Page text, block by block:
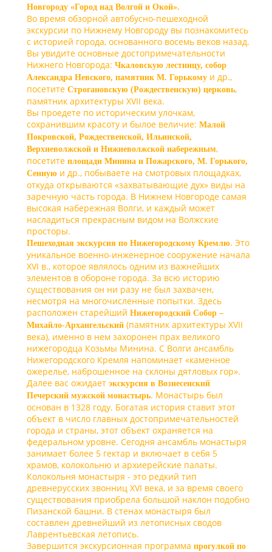
Новгороду «Город над Волгой и Окой».
Во время обзорной автобусно-пешеходной
экскурсии по Нижнему Новгороду вы познакомитесь
с историей города, основанного восемь веков назад.
Вы увидите основные достопримечательности
Нижнего Новгорода: Чкаловскую лестницу, собор
Александра Невского, памятник М. Горькому и др.,
посетите Строгановскую (Рождественскую) церковь,
памятник архитектуры ХVII века.
Вы проедете по историческим улочкам,
сохранившим красоту и былое величие: Малой
Покровской, Рождественской, Ильинской,
Верхневолжской и Нижневолжской набережным,
посетите площади Минина и Пожарского, М. Горького,
Сенную и др., побываете на смотровых площадках,
откуда открываются «захватывающие дух» виды на
заречную часть города. В Нижнем Новгороде самая
высокая набережная Волги, и каждый может
насладиться прекрасным видом на Волжские
просторы.
Пешеходная экскурсия по Нижегородскому Кремлю. Это
уникальное военно-инженерное сооружение начала
XVI в., которое являлось одним из важнейших
элементов в обороне города. За всю историю
существования он ни разу не был захвачен,
несмотря на многочисленные попытки. Здесь
расположен старейший Нижегородский Собор –
Михайло-Архангельский (памятник архитектуры ХVII
века), именно в нем захоронен прах великого
нижегородца Козьмы Минина. С Волги ансамбль
Нижегородского Кремля напоминает «каменное
ожерелье, наброшенное на склоны дятловых гор».
Далее вас ожидает экскурсия в Вознесенский
Печерский мужской монастырь. Монастырь был
основан в 1328 году. Богатая история ставит этот
объект в число главных достопримечательностей
города и страны, этот объект охраняется на
федеральном уровне. Сегодня ансамбль монастыря
занимает более 5 гектар и включает в себя 5
храмов, колокольню и архиерейские палаты.
Колокольня монастыря - это редкий тип
древнерусских звонниц ХVI века, и за время своего
существования приобрела большой наклон подобно
Пизанской башни. В стенах монастыря был
составлен древнейший из летописных сводов
Лаврентьевская летопись.
Завершится экскурсионная программа прогулкой по